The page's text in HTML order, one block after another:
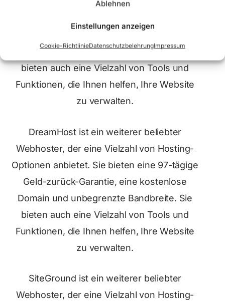
Ablehnen
Einstellungen anzeigen
Cookie-RichtlinieDatenschutzbelehrungImpressum
Domain und unbegrenzte Bandbreite. Sie
bieten auch eine Vielzahl von Tools und
Funktionen, die Ihnen helfen, Ihre Website
zu verwalten.
DreamHost ist ein weiterer beliebter
Webhoster, der eine Vielzahl von Hosting-
Optionen anbietet. Sie bieten eine 97-tägige
Geld-zurück-Garantie, eine kostenlose
Domain und unbegrenzte Bandbreite. Sie
bieten auch eine Vielzahl von Tools und
Funktionen, die Ihnen helfen, Ihre Website
zu verwalten.
SiteGround ist ein weiterer beliebter
Webhoster, der eine Vielzahl von Hosting-